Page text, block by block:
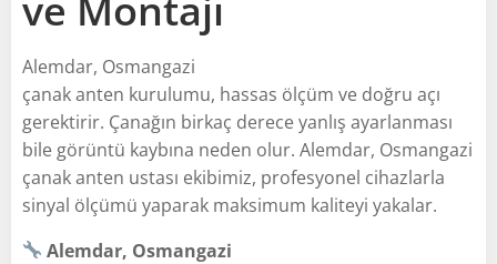
Alemdar, Osmangazi
çanak anten kurulumu, hassas ölçüm ve doğru açı
gerektirir. Çanağın birkaç derece yanlış ayarlanması
bile görüntü kaybına neden olur. Alemdar, Osmangazi
çanak anten ustası ekibimiz, profesyonel cihazlarla
sinyal ölçümü yaparak maksimum kaliteyi yakalar.
Alemdar, Osmangazi